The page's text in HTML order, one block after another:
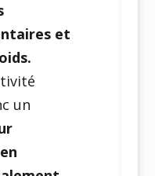
et
un